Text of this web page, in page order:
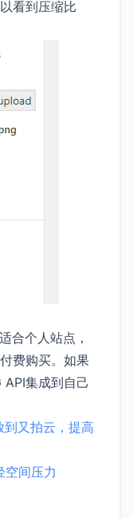
看到压缩比
合个人站点，
费购买。如果
集成到自己
又拍云，提高
间压力